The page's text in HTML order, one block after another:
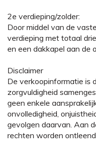
2e verdieping/zolder:
Door middel van de
verdieping met totaal
en een dakkapel aan de
Disclaimer
De verkoopinformatie is
zorgvuldigheid
geen enkele
onvolledigheid,
gevolgen daarvan. Aan
rechten worden ontleend.